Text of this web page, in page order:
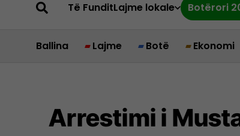
Të FunditLajme lokale Botërori
Ballina Lajme Botë Ekonomi
​Arrestimi i